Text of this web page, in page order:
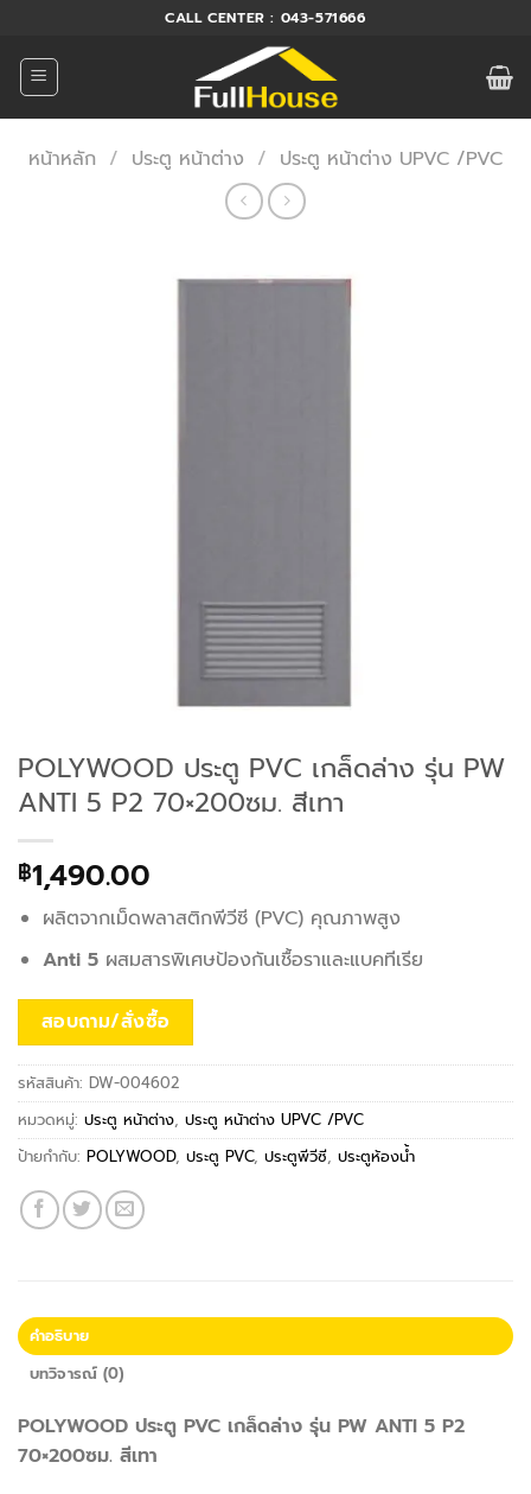
ยัง
เนื้อหา
CALL CENTER : 043-571666
หน้าหลัก / ประตู หน้าต่าง / ประตู หน้าต่าง UPVC /PVC
POLYWOOD ประตู PVC เกล็ดล่าง รุ่น PW
ANTI 5 P2 70×200ซม. สีเทา
฿1,490.00
ผลิตจากเม็ดพลาสติกพีวีซี (PVC) คุณภาพสูง
Anti 5ผสมสารพิเศษป้องกันเชื้อราและแบคทีเรีย
สอบถาม/สั่งซื้อ
รหัสสินค้า: DW-004602
หมวดหมู่: ประตู หน้าต่าง, ประตู หน้าต่าง UPVC /PVC
ป้ายกำกับ: POLYWOOD, ประตู PVC, ประตูพีวีซี, ประตูห้องน้ำ
คำอธิบาย
บทวิจารณ์ (0)
POLYWOOD ประตู PVC เกล็ดล่าง รุ่น PW ANTI 5 P2
70×200ซม. สีเทา